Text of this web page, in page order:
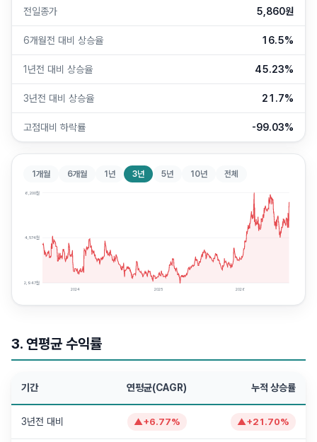
전일종가 5,860원
6개월전 대비 상승율 16.5%
1년전 대비 상승율 45.23%
3년전 대비 상승율 21.7%
고점대비 하락률 -99.03%
1개월 6개월 1년 3년 5년 10년 전체
6,200원
4,574원
2,947원
2024 2025 2026
3. 연평균 수익률
기간 연평균(CAGR) 누적 상승률
3년전 대비 ▲+6.77% ▲+21.70%